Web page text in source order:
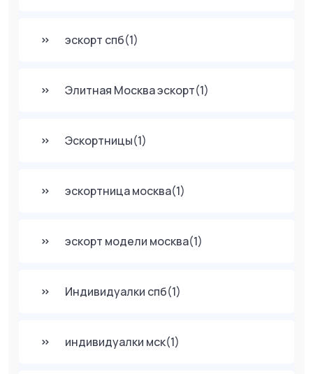
эскорт спб(1)
Элитная Москва эскорт(1)
Эскортницы(1)
эскортница москва(1)
эскорт модели москва(1)
Индивидуалки спб(1)
индивидуалки мск(1)